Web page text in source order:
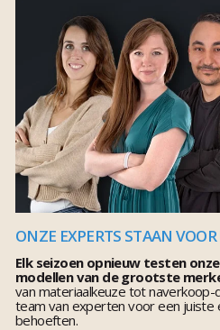
ONZE EXPERTS STAAN
Elk seizoen opnieuw testen
modellen van de grootste
van materiaalkeuze tot
team van experten voor een juiste
behoeften.